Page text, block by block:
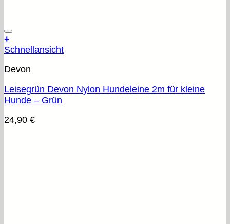
+
Schnellansicht
Devon
Leisegrün Devon Nylon Hundeleine 2m für kleine
Hunde – Grün
24,90 €